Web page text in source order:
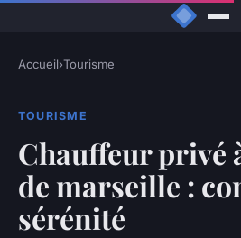
Accueil›Tourisme
TOURISME
Chauffeur privé
de marseille :
sérénité